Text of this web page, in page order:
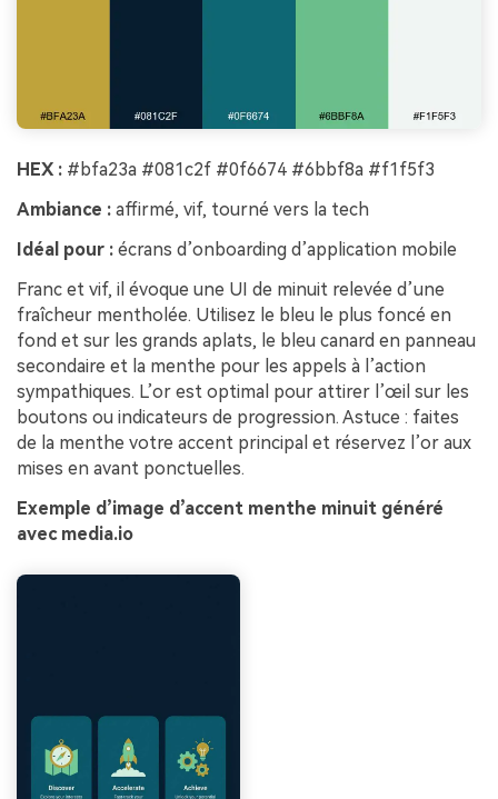
HEX : #bfa23a #081c2f #0f6674 #6bbf8a #f1f5f3
Ambiance : affirmé, vif, tourné vers la tech
Idéal pour : écrans d’onboarding d’application mobile
Franc et vif, il évoque une UI de minuit relevée d’une
fraîcheur mentholée. Utilisez le bleu le plus foncé en
fond et sur les grands aplats, le bleu canard en panneau
secondaire et la menthe pour les appels à l’action
sympathiques. L’or est optimal pour attirer l’œil sur les
boutons ou indicateurs de progression. Astuce : faites
de la menthe votre accent principal et réservez l’or aux
mises en avant ponctuelles.
Exemple d’image d’accent menthe minuit généré
avec media.io